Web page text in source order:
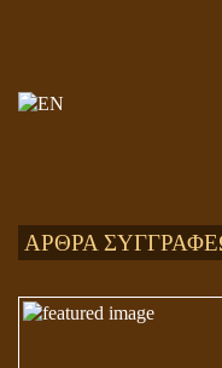
ΑΡΘΡΑ